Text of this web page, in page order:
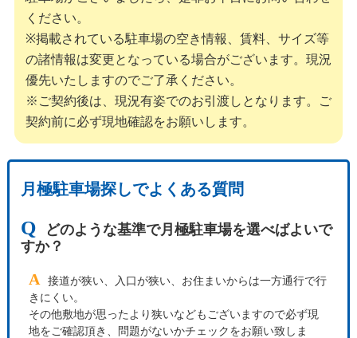
ください。
※掲載されている駐車場の空き情報、賃料、サイズ等
の諸情報は変更となっている場合がございます。現況
優先いたしますのでご了承ください。
※ご契約後は、現況有姿でのお引渡しとなります。ご
契約前に必ず現地確認をお願いします。
月極駐車場探しでよくある質問
Q
どのような基準で月極駐車場を選べばよいで
すか？
A
接道が狭い、入口が狭い、お住まいからは一方通行で行
きにくい。
その他敷地が思ったより狭いなどもございますので必ず現
地をご確認頂き、問題がないかチェックをお願い致しま